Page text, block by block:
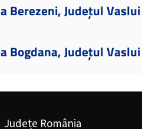
Berezeni, Județul Vaslui
Bogdana, Județul Vaslui
Județe România